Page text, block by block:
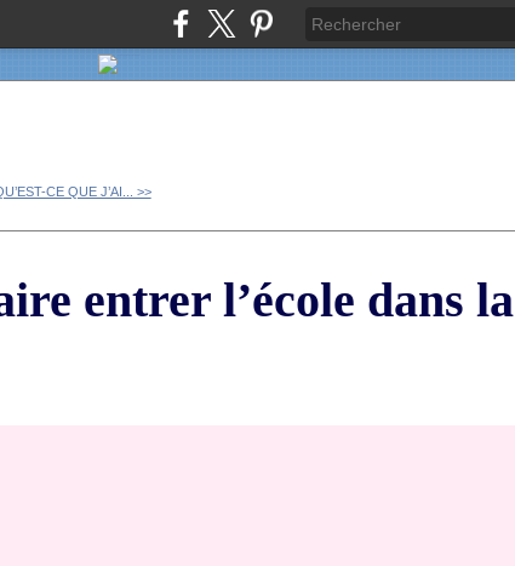
CE QUE J’AI... >>
entrer l’école dans la